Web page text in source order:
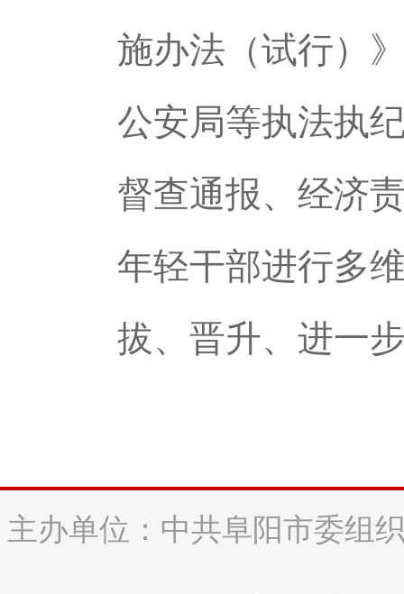
施办法（试行）
公安局等执法执
督查通报、经济
年轻干部进行多
拔、晋升、进一
主办单位：中共阜阳市委组